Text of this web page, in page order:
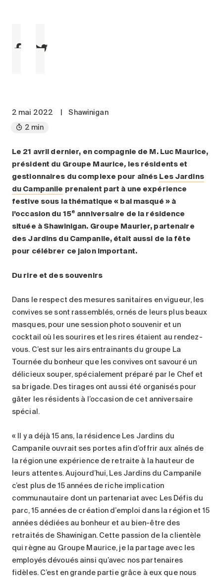
Nos résidences
Emplois
À propos
Nouvelles
FAQ
Rechercher&nbsp;:
2 mai 2022
Shawinigan
2 min
Le 21 avril dernier, en compagnie de M. Luc Maurice,
président du Groupe Maurice, les résidents et
gestionnaires du complexe pour aînés Les Jardins
du Campanile prenaient part à une expérience
festive sous la thématique « bal masqué » à
l’occasion du 15e anniversaire de la résidence
située à Shawinigan. Groupe Maurier, partenaire
des Jardins du Campanile, était aussi de la fête
pour célébrer ce jalon important.
Du rire et des souvenirs
Dans le respect des mesures sanitaires en vigueur, les
convives se sont rassemblés, ornés de leurs plus beaux
masques, pour une session photo souvenir et un
cocktail où les sourires et les rires étaient au rendez-
vous. C’est sur les airs entrainants du groupe La
Tournée du bonheur que les convives ont savouré un
délicieux souper, spécialement préparé par le Chef et
sa brigade. Des tirages ont aussi été organisés pour
gâter les résidents à l’occasion de cet anniversaire
spécial.
« Il y a déjà 15 ans, la résidence Les Jardins du
Campanile ouvrait ses portes afin d’offrir aux aînés de
la région une expérience de retraite à la hauteur de
leurs attentes. Aujourd’hui, Les Jardins du Campanile
c’est plus de 15 années de riche implication
communautaire dont un partenariat avec Les Défis du
parc, 15 années de création d’emploi dans la région et 15
années dédiées au bonheur et au bien-être des
retraités de Shawinigan. Cette passion de la clientèle
qui règne au Groupe Maurice, je la partage avec les
employés dévoués ainsi qu’avec nos partenaires
fidèles. C’est en grande partie grâce à eux que nous